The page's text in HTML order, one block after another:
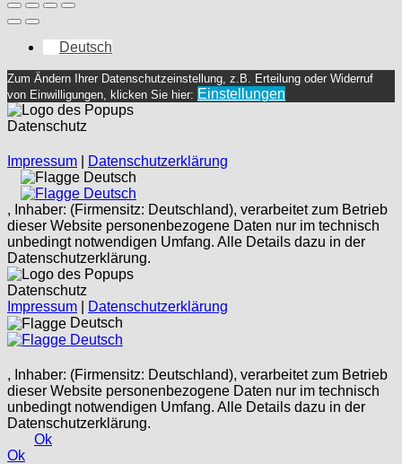
Deutsch
Zum Ändern Ihrer Datenschutzeinstellung, z.B. Erteilung oder Widerruf
von Einwilligungen, klicken Sie hier: Einstellungen
Datenschutz
Impressum
Datenschutzerklärung
Deutsch
Deutsch
, Inhaber: (Firmensitz: Deutschland), verarbeitet zum Betrieb
dieser Website personenbezogene Daten nur im technisch
unbedingt notwendigen Umfang. Alle Details dazu in der
Datenschutzerklärung.
Datenschutz
Impressum
Datenschutzerklärung
Deutsch
Deutsch
, Inhaber: (Firmensitz: Deutschland), verarbeitet zum Betrieb
dieser Website personenbezogene Daten nur im technisch
unbedingt notwendigen Umfang. Alle Details dazu in der
Datenschutzerklärung.
Ok
Ok